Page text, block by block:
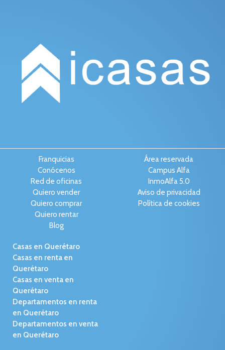
Franquicias
Conócenos
Red de oficinas
Quiero vender
Quiero comprar
Quiero rentar
Blog
Área reservada
Campus Alfa
InmoAlfa 5.0
Aviso de privacidad
Política de cookies
Casas en Querétaro
Casas en renta en
Querétaro
Casas en venta en
Querétaro
Departamentos en renta
en Querétaro
Departamentos en venta
en Querétaro